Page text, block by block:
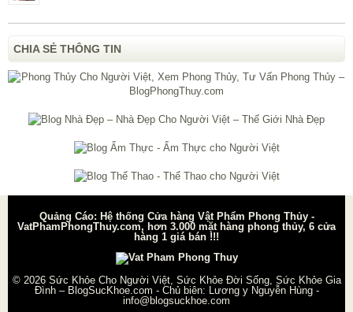
CHIA SẺ THÔNG TIN
Quảng Cáo: Hệ thống Cửa hàng Vật Phẩm Phong Thủy -
VatPhamPhongThuy.com, hơn 3.000 mặt hàng phong thủy, 6 cửa
hàng 1 giá bán !!!
© 2026 Sức Khỏe Cho Người Việt, Sức Khỏe Đời Sống, Sức Khỏe Gia
Đình – BlogSucKhoe.com - Chủ biên: Lương y Nguyễn Hùng-
info@blogsuckhoe.com